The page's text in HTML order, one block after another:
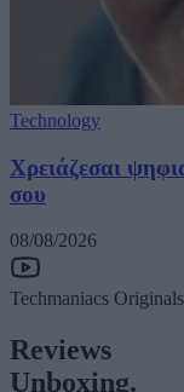
Technology
Χρειάζεσαι
σου
08/08/2026
Techmaniacs Originals
Reviews
Unboxing.